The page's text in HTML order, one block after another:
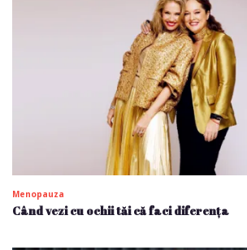
Menopauza
Când vezi cu ochii tăi că faci diferența